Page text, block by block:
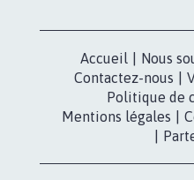
Accueil Nous
Contactez-nous
Politique de
Mentions légales